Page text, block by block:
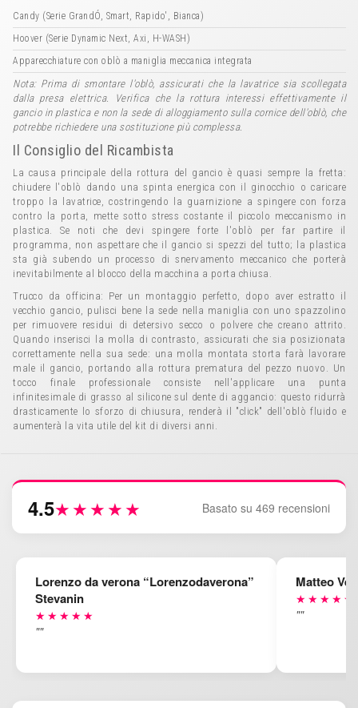
Candy (Serie GrandÓ, Smart, Rapido', Bianca)
Hoover (Serie Dynamic Next, Axi, H-WASH)
Apparecchiature con oblò a maniglia meccanica integrata
Nota: Prima di smontare l'oblò, assicurati che la lavatrice sia scollegata
dalla presa elettrica. Verifica che la rottura interessi effettivamente il
gancio in plastica e non la sede di alloggiamento sulla cornice dell'oblò, che
potrebbe richiedere una sostituzione più complessa.
Il Consiglio del Ricambista
La causa principale della rottura del gancio è quasi sempre la fretta:
chiudere l'oblò dando una spinta energica con il ginocchio o caricare
troppo la lavatrice, costringendo la guarnizione a spingere con forza
contro la porta, mette sotto stress costante il piccolo meccanismo in
plastica. Se noti che devi spingere forte l'oblò per far partire il
programma, non aspettare che il gancio si spezzi del tutto; la plastica
sta già subendo un processo di snervamento meccanico che porterà
inevitabilmente al blocco della macchina a porta chiusa.
Trucco da officina: Per un montaggio perfetto, dopo aver estratto il
vecchio gancio, pulisci bene la sede nella maniglia con uno spazzolino
per rimuovere residui di detersivo secco o polvere che creano attrito.
Quando inserisci la molla di contrasto, assicurati che sia posizionata
correttamente nella sua sede: una molla montata storta farà lavorare
male il gancio, portando alla rottura prematura del pezzo nuovo. Un
tocco finale professionale consiste nell'applicare una punta
infinitesimale di grasso al silicone sul dente di aggancio: questo ridurrà
drasticamente lo sforzo di chiusura, renderà il "click" dell'oblò fluido e
aumenterà la vita utile del kit di diversi anni.
4.5★★★★★ Basato su 469 recensioni
Lorenzo da verona “Lorenzodaverona”
Stevanin
★★★★★
""
Matteo
★★★★★
""